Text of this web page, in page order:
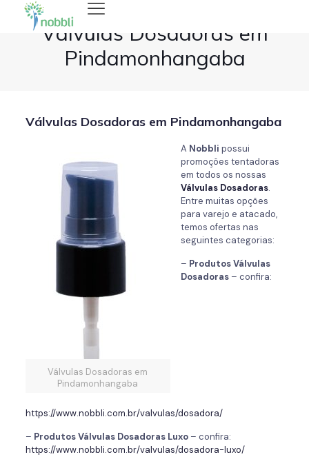
Válvulas Dosadoras em
Pindamonhangaba
Válvulas Dosadoras em Pindamonhangaba
Válvulas Dosadoras em
Pindamonhangaba
A Nobbli possui
promoções tentadoras
em todos os nossas
Válvulas Dosadoras.
Entre muitas opções
para varejo e atacado,
temos ofertas nas
seguintes categorias:
– Produtos Válvulas
Dosadoras– confira:
https://www.nobbli.com.br/valvulas/dosadora/
– Produtos Válvulas Dosadoras Luxo– confira:
https://www.nobbli.com.br/valvulas/dosadora-luxo/